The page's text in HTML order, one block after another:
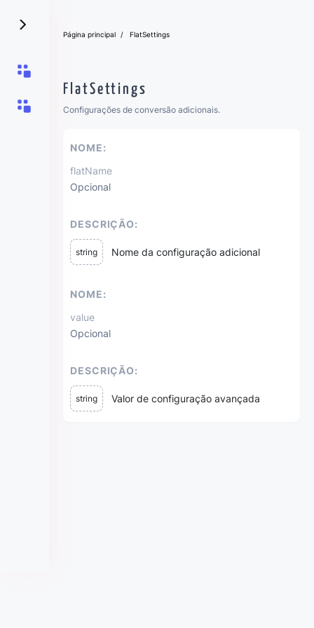
Página principal FlatSettings
FlatSettings
Configurações de conversão adicionais.
NOME:
flatName
Opcional
DESCRIÇÃO:
string Nome da configuração adicional
NOME:
value
Opcional
DESCRIÇÃO:
string Valor de configuração avançada